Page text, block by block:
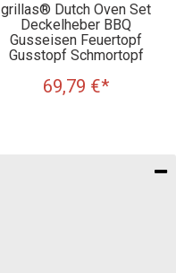
grillas® Dutch Oven Set
Deckelheber BBQ
Gusseisen Feuertopf
Gusstopf Schmortopf
69,79 €*